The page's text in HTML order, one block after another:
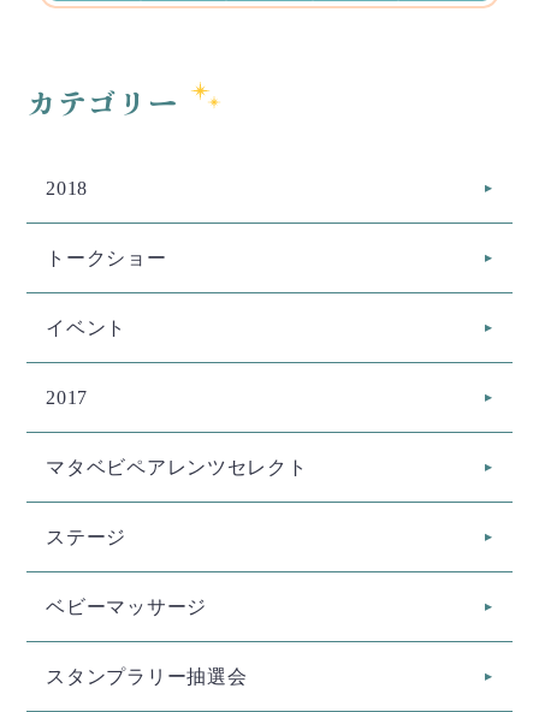
カテゴリー
2018
トークショー
イベント
2017
マタベビペアレンツセレクト
ステージ
ベビーマッサージ
スタンプラリー抽選会